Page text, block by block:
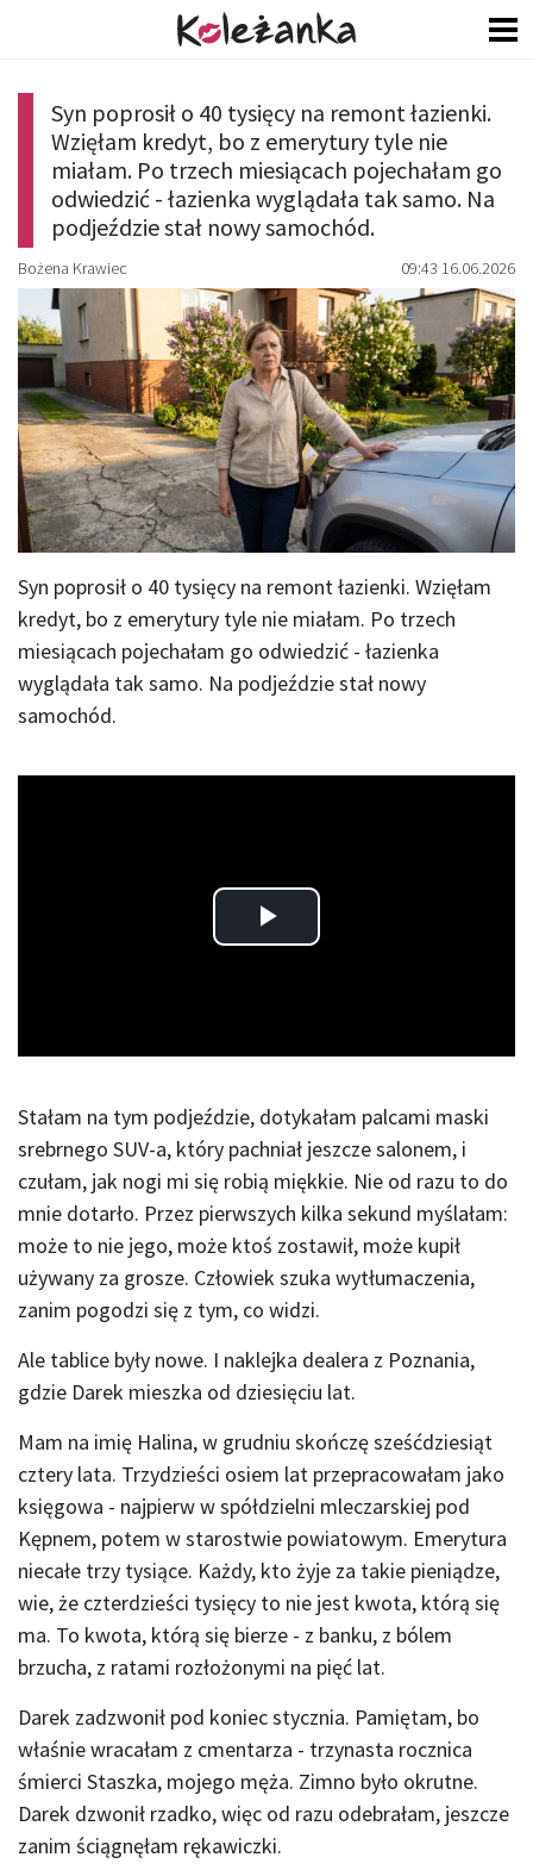
Syn poprosił o 40 tysięcy na remont łazienki.
Wzięłam kredyt, bo z emerytury tyle nie
miałam. Po trzech miesiącach pojechałam go
odwiedzić - łazienka wyglądała tak samo. Na
podjeździe stał nowy samochód.
Bożena Krawiec 09:43 16.06.2026
Syn poprosił o 40 tysięcy na remont łazienki. Wzięłam
kredyt, bo z emerytury tyle nie miałam. Po trzech
miesiącach pojechałam go odwiedzić - łazienka
wyglądała tak samo. Na podjeździe stał nowy
samochód.
Play
Stałam na tym podjeździe, dotykałam palcami maski
srebrnego SUV-a, który pachniał jeszcze salonem, i
czułam, jak nogi mi się robią miękkie. Nie od razu to do
mnie dotarło. Przez pierwszych kilka sekund myślałam:
może to nie jego, może ktoś zostawił, może kupił
używany za grosze. Człowiek szuka wytłumaczenia,
zanim pogodzi się z tym, co widzi.
Ale tablice były nowe. I naklejka dealera z Poznania,
gdzie Darek mieszka od dziesięciu lat.
Mam na imię Halina, w grudniu skończę sześćdziesiąt
cztery lata. Trzydzieści osiem lat przepracowałam jako
księgowa - najpierw w spółdzielni mleczarskiej pod
Kępnem, potem w starostwie powiatowym. Emerytura
niecałe trzy tysiące. Każdy, kto żyje za takie pieniądze,
wie, że czterdzieści tysięcy to nie jest kwota, którą się
ma. To kwota, którą się bierze - z banku, z bólem
brzucha, z ratami rozłożonymi na pięć lat.
Darek zadzwonił pod koniec stycznia. Pamiętam, bo
właśnie wracałam z cmentarza - trzynasta rocznica
śmierci Staszka, mojego męża. Zimno było okrutne.
Darek dzwonił rzadko, więc od razu odebrałam, jeszcze
zanim ściągnęłam rękawiczki.